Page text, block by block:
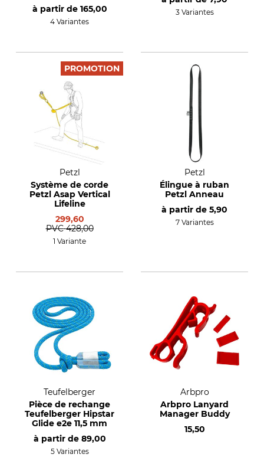
à partir de 165,00
4 Variantes
3 Variantes
PROMOTION
Petzl
Système de corde
Petzl Asap Vertical
Lifeline
299,60
PVC 428,00
1 Variante
Petzl
Élingue à ruban
Petzl Anneau
à partir de 5,90
7 Variantes
Teufelberger
Pièce de rechange
Teufelberger Hipstar
Glide e2e 11,5 mm
à partir de 89,00
5 Variantes
Arbpro
Arbpro Lanyard
Manager Buddy
15,50